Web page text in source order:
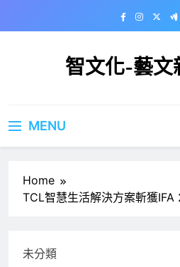
智文化-藝文
MENU
Home
TCL智慧生活解決方案斬獲
未分類